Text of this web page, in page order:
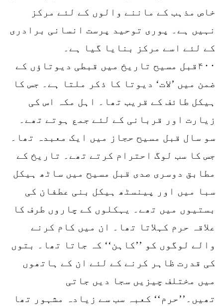
خاص مذہب کے ماننے والوں کے لئے مرکز
نہیں ہے۔ پوری توحید پرست انسانی برادری
کے لئے اسے مرکز بنایا گیا ہے۔
۴۰۰قبل مسیح تاریخ میں قبطی دیوتاؤں کے
ضمن میں ’لات‘ دیوتا کا ذکر ملتا ہے۔ جس کا
ہیکل طائف کے قریب تھا۔ اہل مکہ اس کی
زیارت اور قربانی کے لئے جمع ہوتے تھے۔
سو سال قبل مسیح حجاز میں ایک معبدہ تھا۔
جس کا سب لوگ احترام کرتے تھے۔ تاریخ کے
مطابق دوسری صدی قبل مسیح میں ساٹھ ہیکل
سبا میں اور پینسٹھ ہیکل بنی عطفان کی
بستیوں میں تھے۔ یہکلوں کے چاروں طرف کا
علاقہ حرم کہلاتا تھا۔ ان میں کام کرنے
والے لوگوں کو ’’کاہن‘‘ کہ جاتا تھا۔ بتوں
کی قدرت ظاہر کرنے کے لئے ان کے ہاتھوں
میں مختلف چیزیں سجا دیں جاتی
تھیں۔’’حرم‘‘ کعبہ سب سے زیادہ مشہور تھا